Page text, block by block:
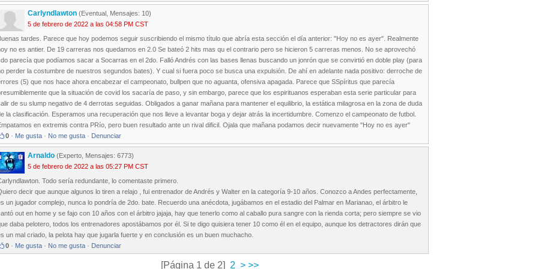
Carlyndlawton (Eventual, Mensajes: 10)
5 de febrero de 2022 a las 04:58 PM CST
tardes. Parece que hoy podemos seguir suscribiendo el mismo título que abría esta sección el día anterior: "Hoy no es ayer". Realmente
no es antier. De 19 carreras nos quedamos en 2.0 Se bateó 2 hits mas qu el contrario pero se hicieron 5 carreras menos. No se aprovechó
parecía que podíamos sacar a Socarras en el 2do. Falló Andrés con las bases llenas buscando un jonrón que se convirtió en doble play (para
perder la costumbre de nuestros segundos bates). Y cual si fuera poco se busca una expulsión. De ahí en adelante nada positivo: derroche de
(5) que nos hace ahora encabezar el campeonato, bullpen que no aguanta, ofensiva apagada. Parece que SSpíritus que parecía
que la situación de covid los sacaría de paso, y sin embargo, parece que los espirituanos esperaban esta serie particular para
de su slump negativo de 4 derrotas seguidas. Obligados a ganar mañana para mantener el equilibrio, la estática milagrosa en la zona de duda
la clasificación. Esperamos una recuperación que nos lleve a levantar boga y dejar atrás la incertidumbre. Comenzo el campeonato de futbol.
en extremis contra PRío, pero buen resultado ante un rival dificil. Ojala que mañana podamos decir nuevamente "Hoy no es ayer"
0 · Me gusta · No me gusta · Denunciar
Arnaldo (Experto, Mensajes: 6773)
5 de febrero de 2022 a las 05:27 PM CST
Todo sería redundante, lo comentaste primero.
decir que aunque algunos lo tiren a relajo , fui entrenador de Andrés y Walter en la categoría 9-10 años. Conozco a Andes perfectamente,
un jugador complejo, nunca lo pondría de 2do. bate. Recuerdo una anécdota, jugábamos en el estadio del Palmar en Marianao, el árbitro le
out en home y se fajo con 10 años con el árbitro jajaja, hay que tenerlo como al caballo pura sangre con la rienda corta; pero siempre se vio
daba pelotero, todos los entrenadores apostábamos por él. Si te digo quisiera tener 10 como él en el equipo, aunque los detractores dirán que
un mal criado, la pelota hay que jugarla fuerte y en conclusión es un buen muchacho.
0 · Me gusta · No me gusta · Denunciar
[Página 1 de 2] 2 >>>